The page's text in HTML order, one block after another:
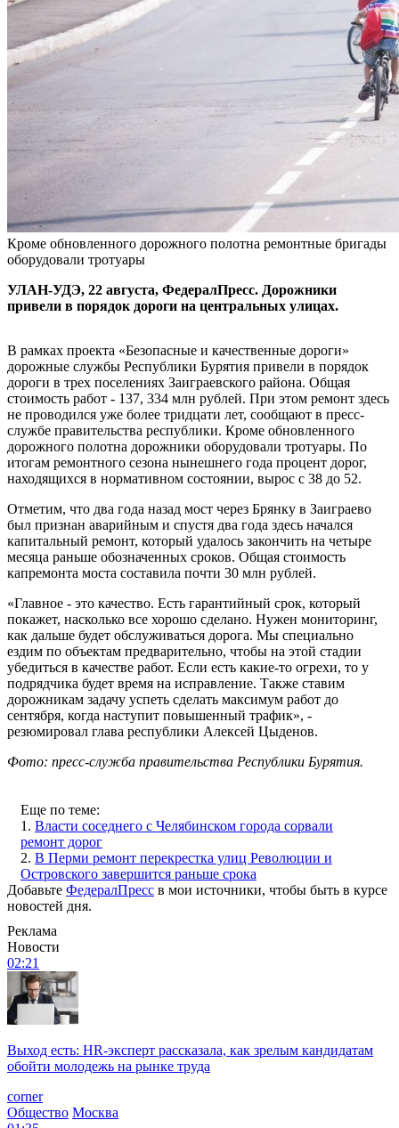
Кроме обновленного дорожного полотна ремонтные бригады
оборудовали тротуары
УЛАН-УДЭ, 22 августа, ФедералПресс. Дорожники
привели в порядок дороги на центральных улицах.
В рамках проекта «Безопасные и качественные дороги»
дорожные службы Республики Бурятия привели в порядок
дороги в трех поселениях Заиграевского района. Общая
стоимость работ - 137, 334 млн рублей. При этом ремонт здесь
не проводился уже более тридцати лет, сообщают в пресс-
службе правительства республики. Кроме обновленного
дорожного полотна дорожники оборудовали тротуары. По
итогам ремонтного сезона нынешнего года процент дорог,
находящихся в нормативном состоянии, вырос с 38 до 52.
Отметим, что два года назад мост через Брянку в Заиграево
был признан аварийным и спустя два года здесь начался
капитальный ремонт, который удалось закончить на четыре
месяца раньше обозначенных сроков. Общая стоимость
капремонта моста составила почти 30 млн рублей.
«Главное - это качество. Есть гарантийный срок, который
покажет, насколько все хорошо сделано. Нужен мониторинг,
как дальше будет обслуживаться дорога. Мы специально
ездим по объектам предварительно, чтобы на этой стадии
убедиться в качестве работ. Если есть какие-то огрехи, то у
подрядчика будет время на исправление. Также ставим
дорожникам задачу успеть сделать максимум работ до
сентября, когда наступит повышенный трафик», -
резюмировал глава республики Алексей Цыденов.
Фото: пресс-служба правительства Республики Бурятия.
Еще по теме:
1. Власти соседнего с Челябинском города сорвали
ремонт дорог
2. В Перми ремонт перекрестка улиц Революции и
Островского завершится раньше срока
Добавьте ФедералПресс в мои источники, чтобы быть в курсе
новостей дня.
Реклама
Новости
02:21
Выход есть: HR-эксперт рассказала, как зрелым кандидатам
обойти молодежь на рынке труда
corner
Общество Москва